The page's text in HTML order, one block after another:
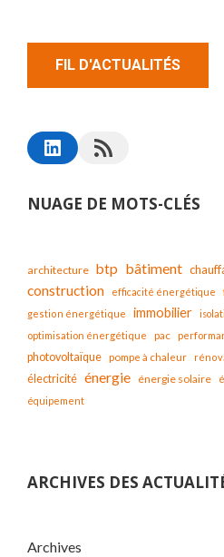
FIL D'ACTUALITÉS
NUAGE DE MOTS-CLÉS
architecture btp bâtiment
construction efficacité énergétique
gestion énergétique immobilier
optimisation énergétique
pac
photovoltaïque pompe à chaleur
électricité énergie énergie solaire
équipement
ARCHIVES DES
Archives